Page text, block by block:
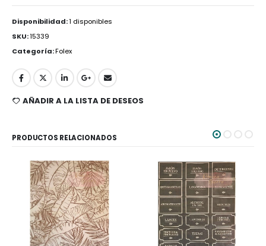
Disponibilidad:1 disponibles
SKU:15339
Categoría:Folex
AÑADIR A LA LISTA DE DESEOS
PRODUCTOS RELACIONADOS